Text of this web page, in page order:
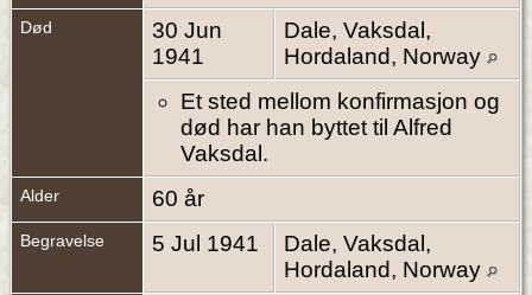
Død
30 Jun
1941
Dale, Vaksdal,
Hordaland, Norway
Et sted mellom konfirmasjon og
død har han byttet til Alfred
Vaksdal.
Alder 60 år
Begravelse 5 Jul 1941
Dale, Vaksdal,
Hordaland, Norway